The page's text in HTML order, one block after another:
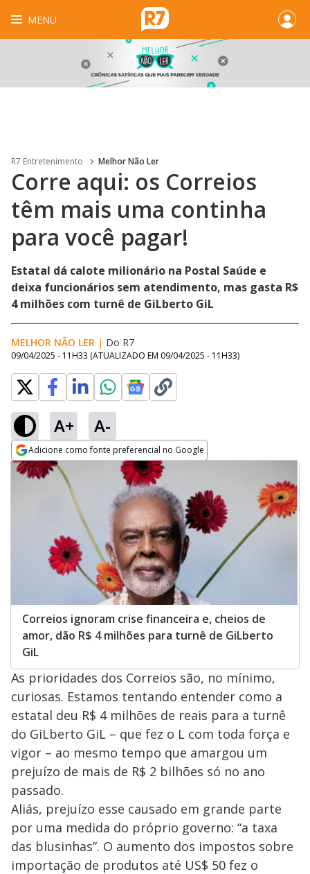
MENU
R7 Entretenimento Melhor Não Ler
Corre aqui: os Correios
têm mais uma continha
para você pagar!
Estatal dá calote milionário na Postal Saúde e
deixa funcionários sem atendimento, mas gasta R$
4 milhões com turnê de GiLberto GiL
MELHOR NÃO LER | Do R7
09/04/2025 - 11H33 (ATUALIZADO EM 09/04/2025 - 11H33)
A+ A-
Adicione como fonte preferencial no Google
Opens in new window
Correios ignoram crise financeira e, cheios de
amor, dão R$ 4 milhões para turnê de GiLberto
GiL
As prioridades dos Correios são, no mínimo,
curiosas. Estamos tentando entender como a
estatal deu R$ 4 milhões de reais para a turnê
do GiLberto GiL – que fez o L com toda força e
vigor – ao mesmo tempo que amargou um
prejuízo de mais de R$ 2 bilhões só no ano
passado.
Aliás, prejuízo esse causado em grande parte
por uma medida do próprio governo: “a taxa
das blusinhas”. O aumento dos impostos sobre
importação de produtos até US$ 50 fez o